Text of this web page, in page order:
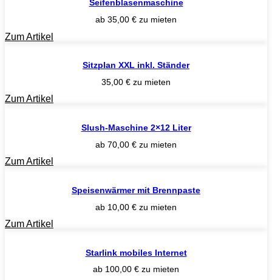
Seifenblasenmaschine
ab 35,00 € zu mieten
Zum Artikel
Sitzplan XXL inkl. Ständer
35,00 € zu mieten
Zum Artikel
Slush-Maschine 2×12 Liter
ab 70,00 € zu mieten
Zum Artikel
Speisenwärmer mit Brennpaste
ab 10,00 € zu mieten
Zum Artikel
Starlink mobiles Internet
ab 100,00 € zu mieten